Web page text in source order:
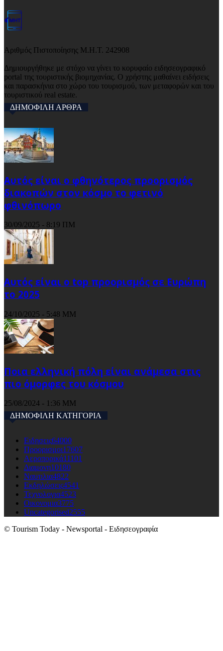
Αριθμός Πιστοποίησης Μ.Η.Τ. 242908
Δημιουργήθηκε με στόχο να γίνει το κορυφαίο ειδησεογραφικό
portal της τουριστικής βιομηχανίας. Ο χρήστης μαθαίνει ειδήσεις
και παρασκήνια στο χώρο του τουρισμού, των μεταφορών και του
τουριστικού real estate.
ΔΗΜΟΦΙΛΗ ΑΡΘΡΑ
Αυτός είναι ο φθηνότερος προορισμός
διακοπών στον κόσμο το φετινό
φθινόπωρο
30/09/2025 - 8:19 ΠΜ
Αυτός είναι ο top προορισμός σε Ευρώπη
το 2025
24/10/2025 - 5:48 ΜΜ
Ποια ελληνική πόλη είναι ανάμεσα στις
πιο όμορφες του κόσμου
25/08/2024 - 1:36 ΜΜ
ΔΗΜΟΦΙΛΗ ΚΑΤΗΓΟΡΙΑ
Ειδησεις64000
Προορισμοι17607
Αεροπορικά11101
Διαμονη10180
Ναυτιλια4822
Εκδηλώσεις4541
Τεχνολογια4523
Οικονομια3775
Uncategorised2555
© Tourism Today - Newsportal - Ειδησεογραφία